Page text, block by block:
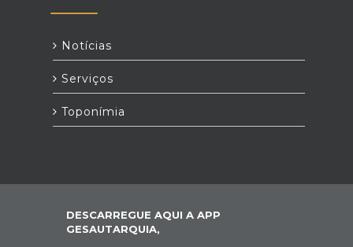
Notícias
Serviços
Toponímia
DESCARREGUE AQUI A APP
GESAUTARQUIA,